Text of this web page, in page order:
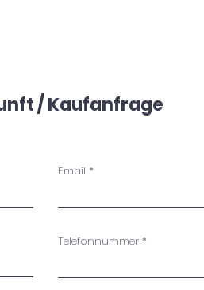
/ Kaufanfrage
Email
Telefonnummer